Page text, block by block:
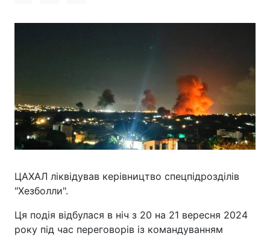
ЦАХАЛ ліквідував керівництво спецпідрозділів
"Хезболли".
Ця подія відбулася в ніч з 20 на 21 вересня 2024
року під час переговорів із командуванням